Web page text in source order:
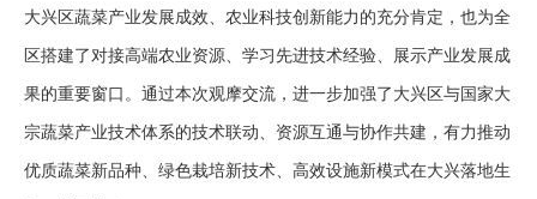
大兴区蔬菜产业发展成效、农业科技创新能力的充分肯定，也为全
区搭建了对接高端农业资源、学习先进技术经验、展示产业发展成
果的重要窗口。通过本次观摩交流，进一步加强了大兴区与国家大
宗蔬菜产业技术体系的技术联动、资源互通与协作共建，有力推动
优质蔬菜新品种、绿色栽培新技术、高效设施新模式在大兴落地生